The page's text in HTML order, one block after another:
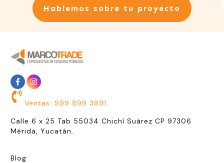
Hablemos sobre tu proyecto
Ventas: 999 899 3891
Calle 6 x 25 Tab 55034 Chichí Suárez CP 97306
Mérida, Yucatán.
Blog